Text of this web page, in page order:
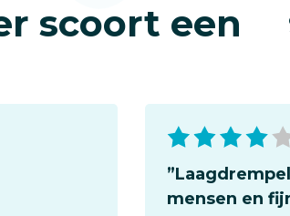
scoort een
mensen en